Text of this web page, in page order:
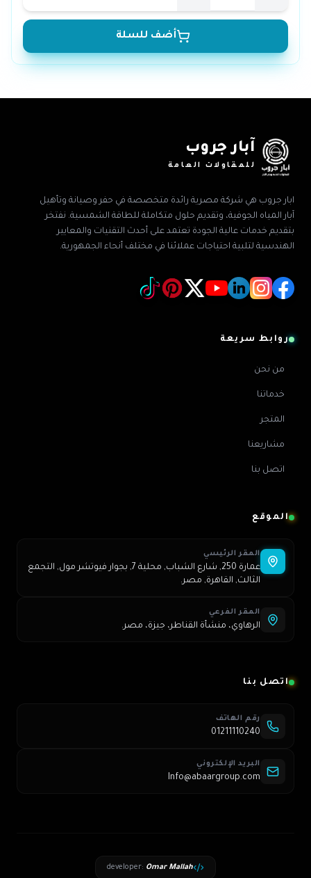
أضف للسلة
آبار جروب
للمقاولات العامة
ابار جروب هي شركة مصرية رائدة متخصصة في حفر وصيانة وتأهيل
آبار المياه الجوفية، وتقديم حلول متكاملة للطاقة الشمسية. نفتخر
بتقديم خدمات عالية الجودة تعتمد على أحدث التقنيات والمعايير
الهندسية لتلبية احتياجات عملائنا في مختلف أنحاء الجمهورية.
روابط سريعة
من نحن
خدماتنا
المتجر
مشاريعنا
اتصل بنا
الموقع
المقر الرئيسي
عمارة 250, شارع الشباب, محلية 7, بجوار فيوتشر مول, التجمع
الثالث, القاهرة, مصر.
المقر الفرعي
الرهاوي، منشأة القناطر، جيزة، مصر.
اتصل بنا
رقم الهاتف
01211110240
البريد الإلكتروني
Info@abaargroup.com
developer: Omar Mallah